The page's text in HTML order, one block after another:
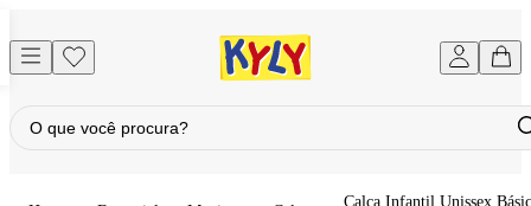
Calça Infantil Unissex